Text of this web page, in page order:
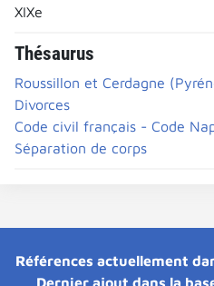
XIXe
Thésaurus
Roussillon et Cerdagne
Divorces
Code civil français - Code
Séparation de corps
Références actuellement
Dernier ajout dans la